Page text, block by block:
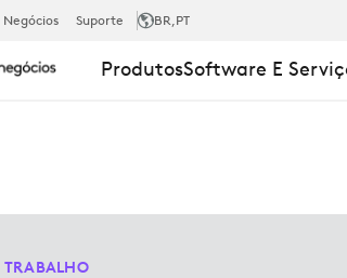
Negócios Suporte BR,PT
ProdutosSoftware E
TRABALHO